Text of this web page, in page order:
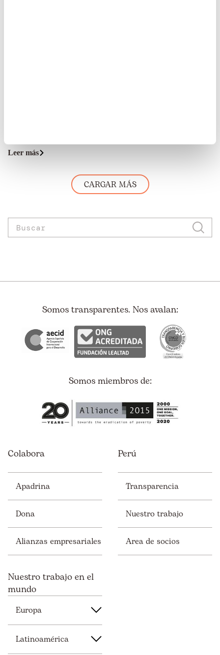
Leer más
CARGAR MÁS
Somos transparentes. Nos avalan:
Somos miembros de:
Colabora
Apadrina
Dona
Alianzas empresariales
Perú
Transparencia
Nuestro trabajo
Area de socios
Nuestro trabajo en el
mundo
Europa
Latinoamérica